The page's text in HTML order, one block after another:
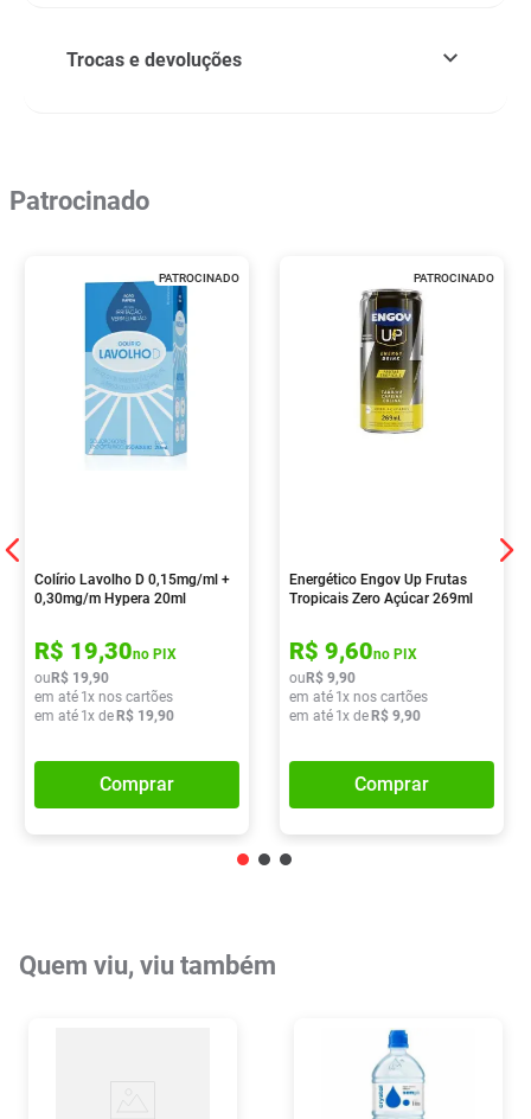
Trocas e devoluções
Patrocinado
PATROCINADO
Colírio Lavolho D 0,15mg/ml +
0,30mg/m Hypera 20ml
R$ 19,30no PIX
ou R$ 19,90
em até 1x nos cartões
em até 1x de R$ 19,90
Comprar
PATROCINADO
Energético Engov Up Frutas
Tropicais Zero Açúcar 269ml
R$ 9,60no PIX
ou R$ 9,90
em até 1x nos cartões
em até 1x de R$ 9,90
Comprar
Quem viu, viu também